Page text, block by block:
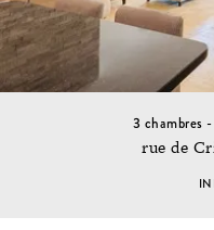
3 chambres
rue de